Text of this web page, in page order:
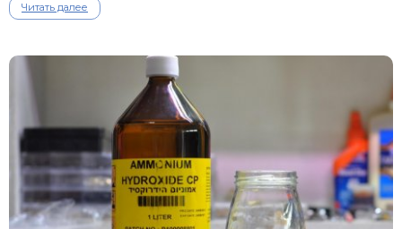
Читать далее